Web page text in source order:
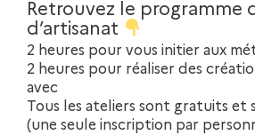
Retrouvez le programme
d’artisanat
2 heures pour vous initier aux
2 heures pour réaliser des
avec
Tous les ateliers sont gratuits et
(une seule inscription par